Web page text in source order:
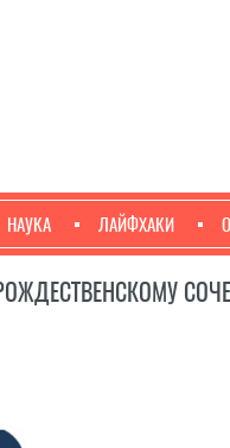
НАУКА ЛАЙФХАКИ